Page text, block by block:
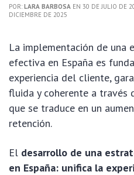
POR: LARA BARBOSA EN 30 DE JULIO DE
DICIEMBRE DE 2025
La implementación de una
efectiva en España es
experiencia del cliente,
fluida y coherente a través
que se traduce en un
retención.
El desarrollo de una
en España: unifica la